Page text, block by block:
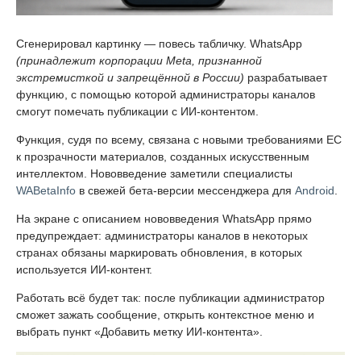
Сгенерировал картинку — повесь табличку. WhatsApp
(принадлежит корпорации Meta, признанной
экстремисткой и запрещённой в России) разрабатывает
функцию, с помощью которой администраторы каналов
смогут помечать публикации с ИИ-контентом.
Функция, судя по всему, связана с новыми требованиями ЕС
к прозрачности материалов, созданных искусственным
интеллектом. Нововведение заметили специалисты
WABetaInfo в свежей бета-версии мессенджера для Android
На экране с описанием нововведения WhatsApp прямо
предупреждает: администраторы каналов в некоторых
странах обязаны маркировать обновления, в которых
используется ИИ-контент.
Работать всё будет так: после публикации администратор
сможет зажать сообщение, открыть контекстное меню и
выбрать пункт «Добавить метку ИИ-контента».